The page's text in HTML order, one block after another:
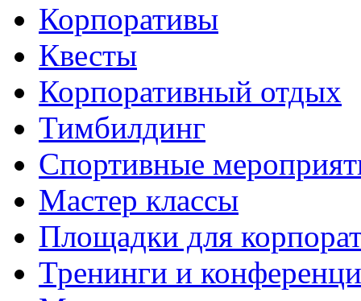
Корпоративы
Квесты
Корпоративный отдых
Тимбилдинг
Спортивные
Мастер классы
Площадки для
Тренинги и